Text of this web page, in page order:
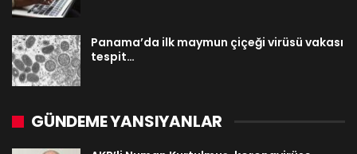
Panama’da ilk maymun çiçeği virüsü vakası
tespit…
GÜNDEME YANSIYANLAR